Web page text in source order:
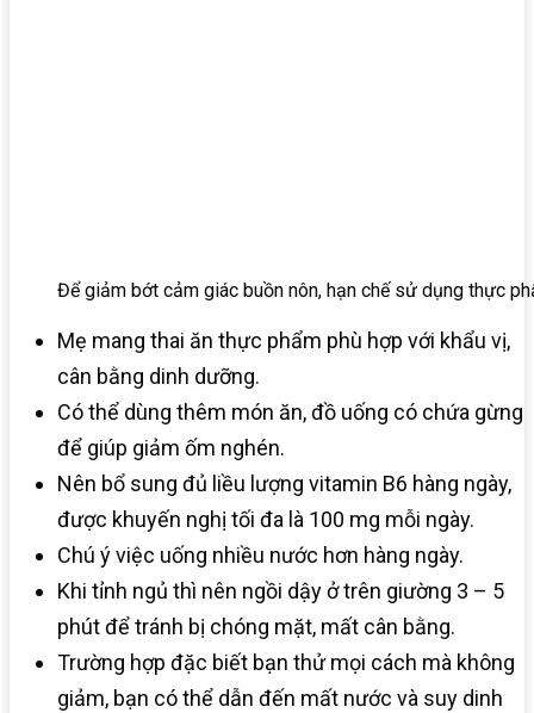
Để giảm bớt cảm giác buồn nôn, hạn chế sử dụng thực
Mẹ mang thai ăn thực phẩm phù hợp với khẩu vị,
cân bằng dinh dưỡng.
Có thể dùng thêm món ăn, đồ uống có chứa gừng
để giúp giảm ốm nghén.
Nên bổ sung đủ liều lượng vitamin B6 hàng ngày,
được khuyến nghị tối đa là 100 mg mỗi ngày.
Chú ý việc uống nhiều nước hơn hàng ngày.
Khi tỉnh ngủ thì nên ngồi dậy ở trên giường 3 – 5
phút để tránh bị chóng mặt, mất cân bằng.
Trường hợp đặc biết bạn thử mọi cách mà không
giảm, bạn có thể dẫn đến mất nước và suy dinh